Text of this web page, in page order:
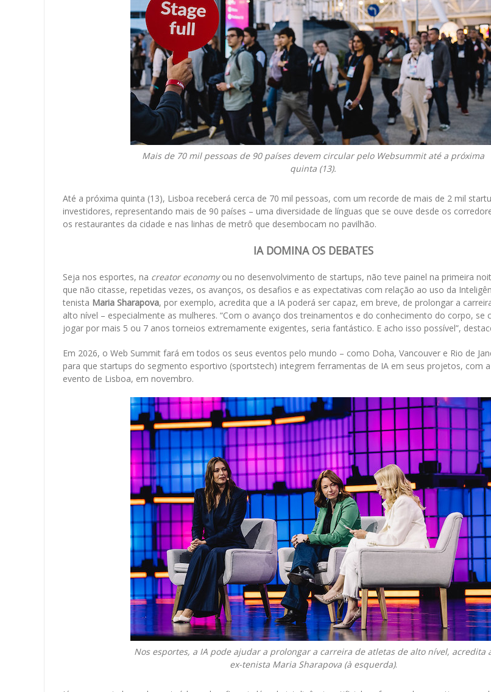
Mais de 70 mil pessoas de 90 países devem circular pelo Websummit até a próxima
quinta (13).
Até a próxima quinta (13), Lisboa receberá cerca de 70 mil pessoas, com um recorde de mais de 2 mil
investidores, representando mais de 90 países – uma diversidade de línguas que se ouve desde os
os restaurantes da cidade e nas linhas de metrô que desembocam no pavilhão.
IA DOMINA OS DEBATES
Seja nos esportes, na creator economyou no desenvolvimento de startups, não teve painel na primeira
que não citasse, repetidas vezes, os avanços, os desafios e as expectativas com relação ao uso da
tenista Maria Sharapova, por exemplo, acredita que a IA poderá ser capaz, em breve, de prolongar a
alto nível – especialmente as mulheres. “Com o avanço dos treinamentos e do conhecimento do corpo, se
jogar por mais 5 ou 7 anos torneios extremamente exigentes, seria fantástico. E acho isso possível”,
Em 2026, o Web Summit fará em todos os seus eventos pelo mundo – como Doha, Vancouver e Rio de
para que startups do segmento esportivo (sportstech) integrem ferramentas de IA em seus projetos, com
evento de Lisboa, em novembro.
Nos esportes, a IA pode ajudar a prolongar a carreira de atletas de alto nível, acredita
ex-tenista Maria Sharapova (à esquerda).